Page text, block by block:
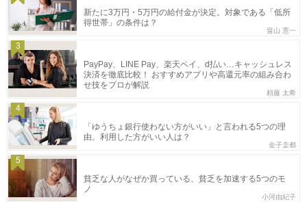
新たに3万円・5万円の給付金が決定。対象である「低所
得世帯」の条件は？
畠山 憲一
3
PayPay、LINE Pay、楽天ペイ、d払い…キャッシュレス
決済を徹底比較！ おすすめアプリや高還元率の組み合わ
せ技をプロが解説
頼藤 太希
4
「ゆうちょ銀行使わない方がいい」と言われる5つの理
由。利用した方がいい人は？
金子圭都
5
貧乏な人がなぜか買っている、貧乏を加速する5つのモ
ノ
小河由紀子